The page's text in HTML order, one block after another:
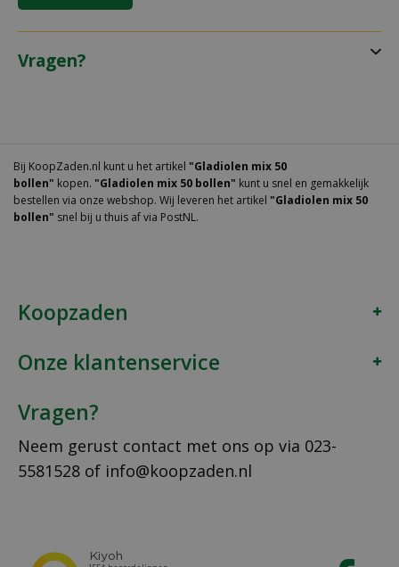
Vragen?
Bij KoopZaden.nl kunt u het artikel "Gladiolen mix 50
bollen" kopen. "Gladiolen mix 50 bollen" kunt u snel en gemakkelijk
bestellen via onze webshop. Wij leveren het artikel "Gladiolen mix 50
bollen" snel bij u thuis af via PostNL.
Koopzaden
Onze klantenservice
Vragen?
Neem gerust contact met ons op via 023-
5581528 of info@koopzaden.nl